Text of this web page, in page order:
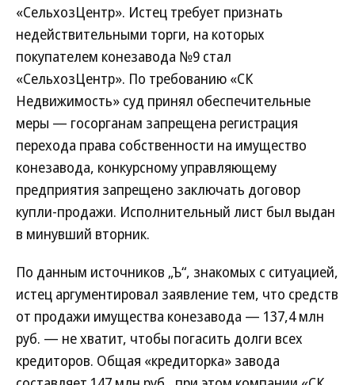
«СельхозЦентр». Истец требует признать
недействительными торги, на которых
покупателем конезавода №9 стал
«СельхозЦентр». По требованию «СК
Недвижимость» суд принял обеспечительные
меры — госорганам запрещена регистрация
перехода права собственности на имущество
конезавода, конкурсному управляющему
предприятия запрещено заключать договор
купли-продажи. Исполнительный лист был выдан
в минувший вторник.
По данным источников „Ъ“, знакомых с ситуацией,
истец аргументировал заявление тем, что средств
от продажи имущества конезавода — 137,4 млн
руб. — не хватит, чтобы погасить долги всех
кредиторов. Общая «кредиторка» завода